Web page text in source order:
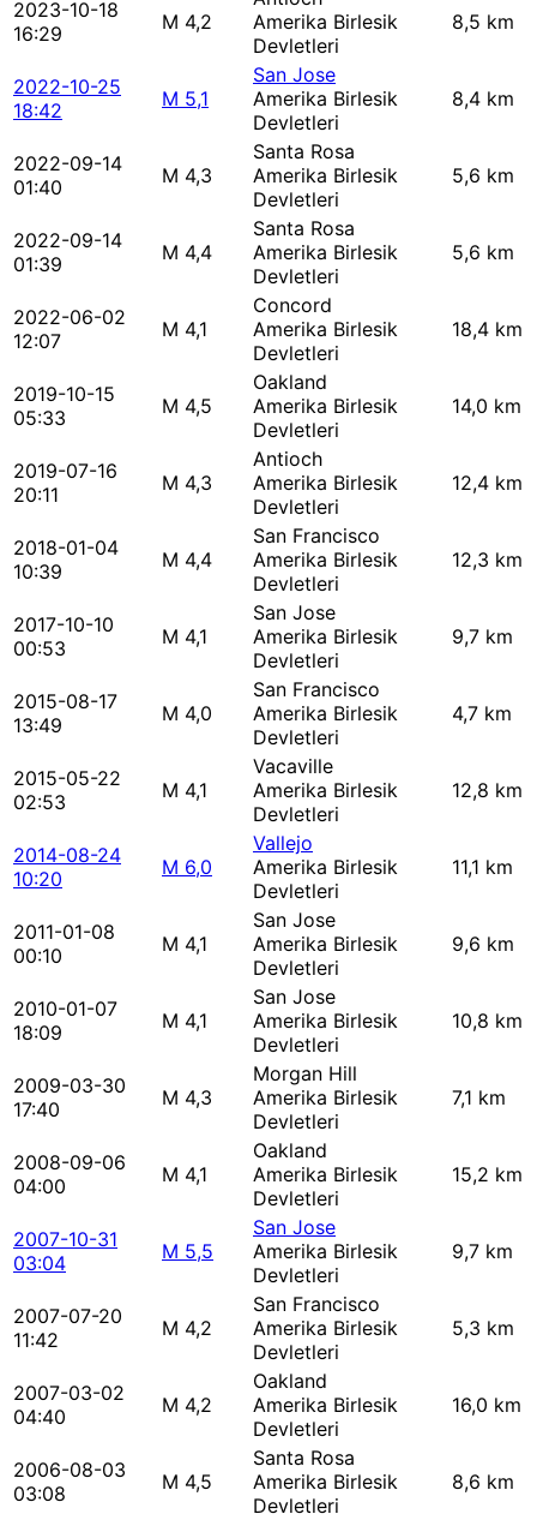
2023-10-18
16:29
M 4,2
Amerika Birlesik
Devletleri
8,5 km
2022-10-25
18:42
M 5,1
San Jose
Amerika Birlesik
Devletleri
8,4 km
2022-09-14
01:40
M 4,3
Santa Rosa
Amerika Birlesik
Devletleri
5,6 km
2022-09-14
01:39
M 4,4
Santa Rosa
Amerika Birlesik
Devletleri
5,6 km
2022-06-02
12:07
M 4,1
Concord
Amerika Birlesik
Devletleri
18,4 km
2019-10-15
05:33
M 4,5
Oakland
Amerika Birlesik
Devletleri
14,0 km
2019-07-16
20:11
M 4,3
Antioch
Amerika Birlesik
Devletleri
12,4 km
2018-01-04
10:39
M 4,4
San Francisco
Amerika Birlesik
Devletleri
12,3 km
2017-10-10
00:53
M 4,1
San Jose
Amerika Birlesik
Devletleri
9,7 km
2015-08-17
13:49
M 4,0
San Francisco
Amerika Birlesik
Devletleri
4,7 km
2015-05-22
02:53
M 4,1
Vacaville
Amerika Birlesik
Devletleri
12,8 km
2014-08-24
10:20
M 6,0
Vallejo
Amerika Birlesik
Devletleri
11,1 km
2011-01-08
00:10
M 4,1
San Jose
Amerika Birlesik
Devletleri
9,6 km
2010-01-07
18:09
M 4,1
San Jose
Amerika Birlesik
Devletleri
10,8 km
2009-03-30
17:40
M 4,3
Morgan Hill
Amerika Birlesik
Devletleri
7,1 km
2008-09-06
04:00
M 4,1
Oakland
Amerika Birlesik
Devletleri
15,2 km
2007-10-31
03:04
M 5,5
San Jose
Amerika Birlesik
Devletleri
9,7 km
2007-07-20
11:42
M 4,2
San Francisco
Amerika Birlesik
Devletleri
5,3 km
2007-03-02
04:40
M 4,2
Oakland
Amerika Birlesik
Devletleri
16,0 km
2006-08-03
03:08
M 4,5
Santa Rosa
Amerika Birlesik
Devletleri
8,6 km